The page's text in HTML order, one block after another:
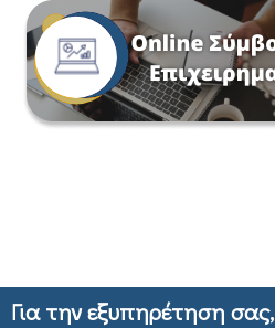
Για την εξυπηρέτηση